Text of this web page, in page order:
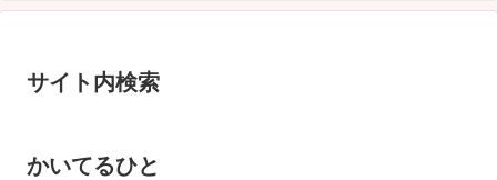
サイト内検索
かいてるひと